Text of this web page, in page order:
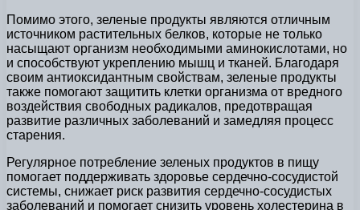
Помимо этого, зеленые продукты являются отличным
источником растительных белков, которые не только
насыщают организм необходимыми аминокислотами, но
и способствуют укреплению мышц и тканей. Благодаря
своим антиоксидантным свойствам, зеленые продукты
также помогают защитить клетки организма от вредного
воздействия свободных радикалов, предотвращая
развитие различных заболеваний и замедляя процесс
старения.
Регулярное потребление зеленых продуктов в пищу
помогает поддерживать здоровье сердечно-сосудистой
системы, снижает риск развития сердечно-сосудистых
заболеваний и помогает снизить уровень холестерина в